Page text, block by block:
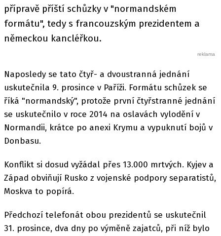
přípravě příští schůzky v "normandském
formátu", tedy s francouzským prezidentem a
německou kancléřkou.
Naposledy se tato čtyř- a dvoustranná jednání
uskutečnila 9. prosince v Paříži. Formátu schůzek se
říká "normandský", protože první čtyřstranné jednání
se uskutečnilo v roce 2014 na oslavách vylodění v
Normandii, krátce po anexi Krymu a vypuknutí bojů v
Donbasu.
Konflikt si dosud vyžádal přes 13.000 mrtvých. Kyjev a
Západ obviňují Rusko z vojenské podpory separatistů,
Moskva to popírá.
Předchozí telefonát obou prezidentů se uskutečnil
31. prosince, dva dny po výměně zajatců, při níž bylo